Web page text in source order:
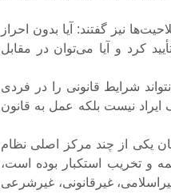
نیز گفتند: آیا بدون احراز
کرد و آیا می‌توان در مقابل
شرایط قانونی را در فردی
ایراد نیست بلکه عمل به قانون
یکی از چند مرکز اصلی نظام
و تخریب استکبار بوده است،
غیرقانونی، غیرشرعی